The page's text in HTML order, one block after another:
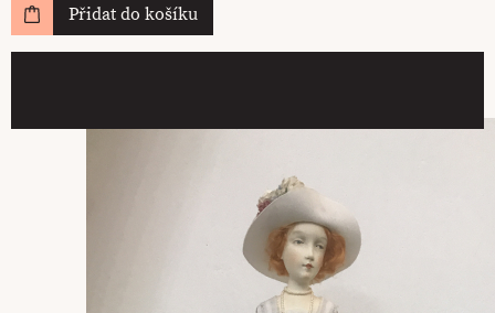
Přidat do košíku